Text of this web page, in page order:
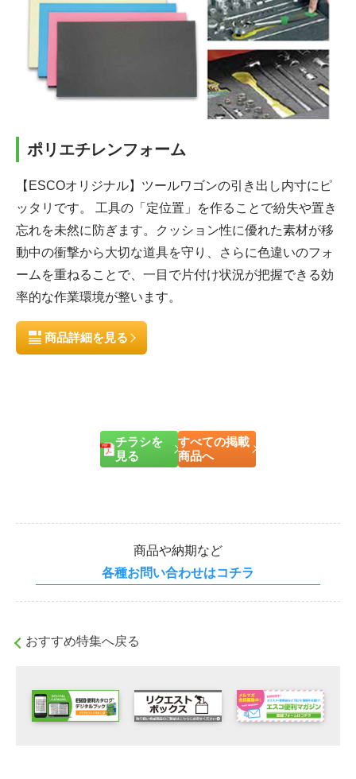
ポリエチレンフォーム
【ESCOオリジナル】ツールワゴンの引き出し内寸にピ
ッタリです。
工具の「定位置」を作ることで紛失や置き
忘れを未然に防ぎます。クッション性に優れた素材が移
動中の衝撃から大切な道具を守り、さらに色違いのフォ
ームを重ねることで、一目で片付け状況が把握できる効
率的な作業環境が整います。
商品詳細を見る
チラシを
見る
すべての掲載
商品へ
商品や納期など
各種お問い合わせはコチラ
おすすめ特集へ戻る